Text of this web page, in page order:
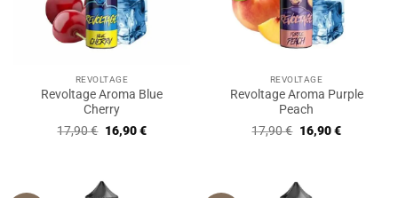
REVOLTAGE
Revoltage Aroma Blue
Cherry
17,90€ Ursprünglicher
Preis
16,90€Aktueller
REVOLTAGE
Revoltage Aroma Purple
Peach
17,90€ Ursprünglicher
Preis
16,90€Aktueller